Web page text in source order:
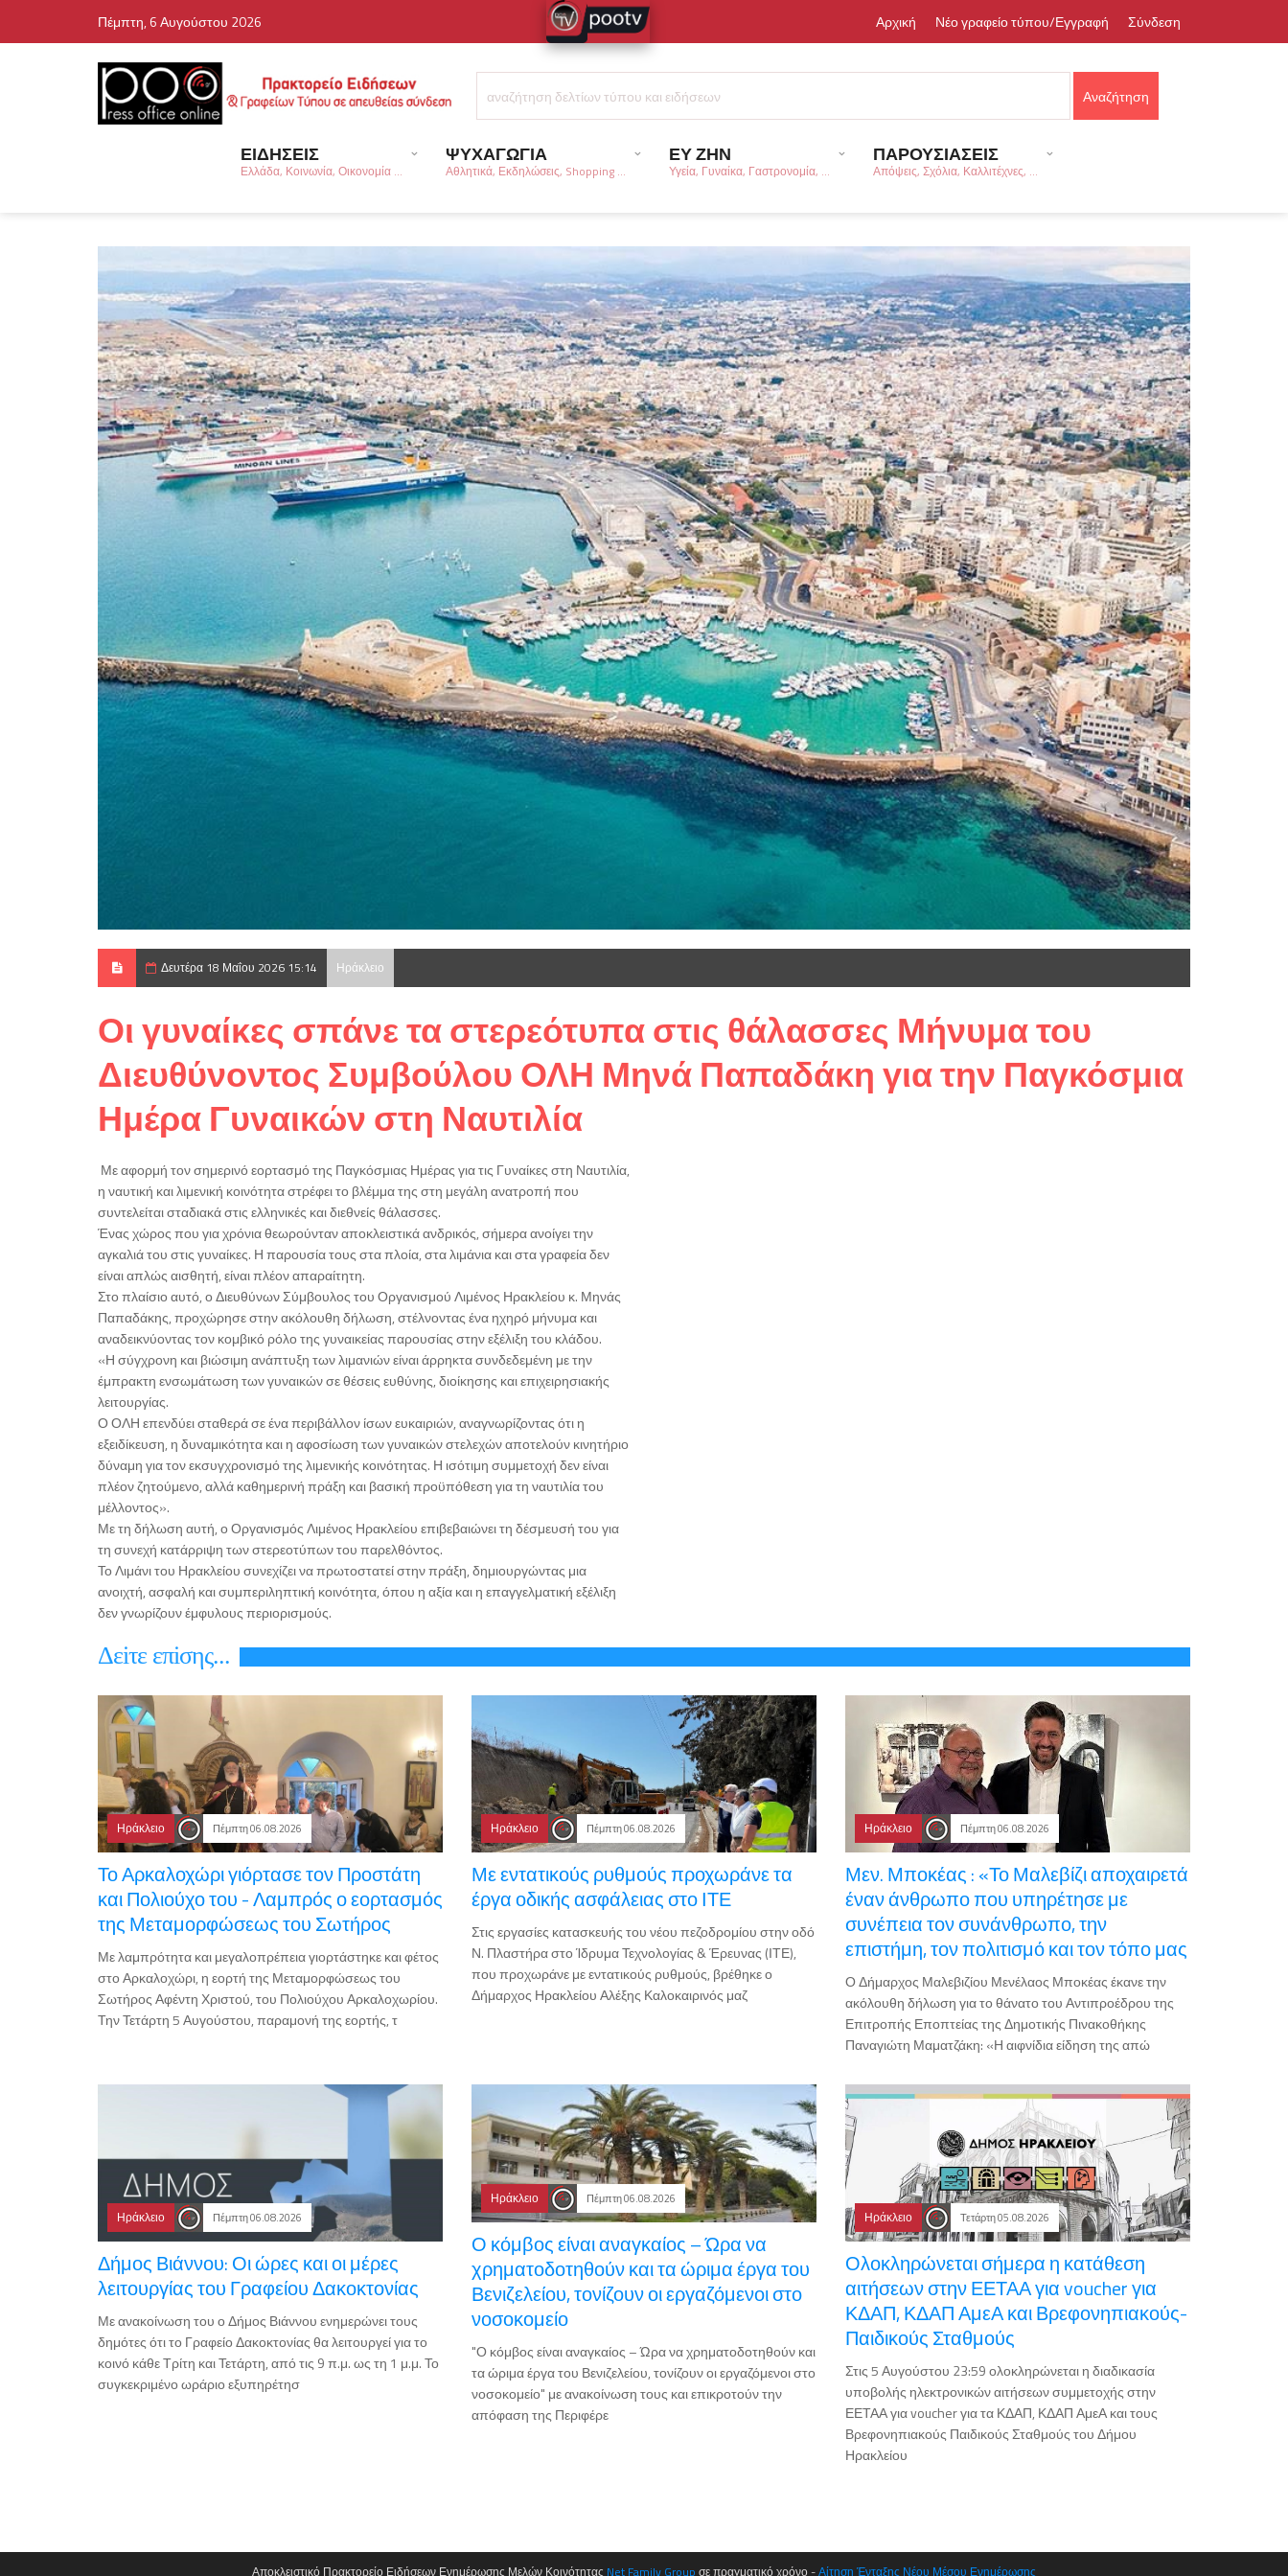
Πέμπτη, 6 Αυγούστου 2026 Αρχική Νέο γραφείο τύπου/Εγγραφή Σύνδεση
ΕΙΔΗΣΕΙΣ
Ελλάδα, Κοινωνία, Οικονομία ...
ΨΥΧΑΓΩΓΙΑ
Αθλητικά, Εκδηλώσεις, Shopping ...
ΕΥ ΖΗΝ
Υγεία, Γυναίκα, Γαστρονομία, ...
ΠΑΡΟΥΣΙΑΣΕΙΣ
Απόψεις, Σχόλια, Καλλιτέχνες, ...
Δευτέρα 18 Μαΐου 2026 15:14 Ηράκλειο
Οι γυναίκες σπάνε τα στερεότυπα στις θάλασσες Μήνυμα του
Διευθύνοντος Συμβούλου ΟΛΗ Μηνά Παπαδάκη για την Παγκόσμια
Ημέρα Γυναικών στη Ναυτιλία
Με αφορμή τον σημερινό εορτασμό της Παγκόσμιας Ημέρας για τις Γυναίκες στη Ναυτιλία,
η ναυτική και λιμενική κοινότητα στρέφει το βλέμμα της στη μεγάλη ανατροπή που
συντελείται σταδιακά στις ελληνικές και διεθνείς θάλασσες.
Ένας χώρος που για χρόνια θεωρούνταν αποκλειστικά ανδρικός, σήμερα ανοίγει την
αγκαλιά του στις γυναίκες. Η παρουσία τους στα πλοία, στα λιμάνια και στα γραφεία δεν
είναι απλώς αισθητή, είναι πλέον απαραίτητη.
Στο πλαίσιο αυτό, ο Διευθύνων Σύμβουλος του Οργανισμού Λιμένος Ηρακλείου κ. Μηνάς
Παπαδάκης, προχώρησε στην ακόλουθη δήλωση, στέλνοντας ένα ηχηρό μήνυμα και
αναδεικνύοντας τον κομβικό ρόλο της γυναικείας παρουσίας στην εξέλιξη του κλάδου.
«Η σύγχρονη και βιώσιμη ανάπτυξη των λιμανιών είναι άρρηκτα συνδεδεμένη με την
έμπρακτη ενσωμάτωση των γυναικών σε θέσεις ευθύνης, διοίκησης και επιχειρησιακής
λειτουργίας.
Ο ΟΛΗ επενδύει σταθερά σε ένα περιβάλλον ίσων ευκαιριών, αναγνωρίζοντας ότι η
εξειδίκευση, η δυναμικότητα και η αφοσίωση των γυναικών στελεχών αποτελούν κινητήριο
δύναμη για τον εκσυγχρονισμό της λιμενικής κοινότητας. Η ισότιμη συμμετοχή δεν είναι
πλέον ζητούμενο, αλλά καθημερινή πράξη και βασική προϋπόθεση για τη ναυτιλία του
μέλλοντος».
Με τη δήλωση αυτή, ο Οργανισμός Λιμένος Ηρακλείου επιβεβαιώνει τη δέσμευσή του για
τη συνεχή κατάρριψη των στερεοτύπων του παρελθόντος.
Το Λιμάνι του Ηρακλείου συνεχίζει να πρωτοστατεί στην πράξη, δημιουργώντας μια
ανοιχτή, ασφαλή και συμπεριληπτική κοινότητα, όπου η αξία και η επαγγελματική εξέλιξη
δεν γνωρίζουν έμφυλους περιορισμούς.
Δεiτε επiσης...
Ηράκλειο Πέμπτη 06.08.2026
Το Αρκαλοχώρι γιόρτασε τον Προστάτη
και Πολιούχο του - Λαμπρός ο εορτασμός
της Μεταμορφώσεως του Σωτήρος
Με λαμπρότητα και μεγαλοπρέπεια γιορτάστηκε και φέτος
στο Αρκαλοχώρι, η εορτή της Μεταμορφώσεως του
Σωτήρος Αφέντη Χριστού, του Πολιούχου Αρκαλοχωρίου.
Την Τετάρτη 5 Αυγούστου, παραμονή της εορτής, τ
Ηράκλειο Πέμπτη 06.08.2026
Με εντατικούς ρυθμούς προχωράνε τα
έργα οδικής ασφάλειας στο ΙΤΕ
Στις εργασίες κατασκευής του νέου πεζοδρομίου στην οδό
Ν. Πλαστήρα στο Ίδρυμα Τεχνολογίας & Έρευνας (ΙΤΕ),
που προχωράνε με εντατικούς ρυθμούς, βρέθηκε ο
Δήμαρχος Ηρακλείου Αλέξης Καλοκαιρινός μαζ
Ηράκλειο Πέμπτη 06.08.2026
Μεν. Μποκέας : «Το Μαλεβίζι αποχαιρετά
έναν άνθρωπο που υπηρέτησε με
συνέπεια τον συνάνθρωπο, την
επιστήμη, τον πολιτισμό και τον τόπο μας
Ο Δήμαρχος Μαλεβιζίου Μενέλαος Μποκέας έκανε την
ακόλουθη δήλωση για το θάνατο του Αντιπροέδρου της
Επιτροπής Εποπτείας της Δημοτικής Πινακοθήκης
Παναγιώτη Μαματζάκη: «Η αιφνίδια είδηση της απώ
Ηράκλειο Πέμπτη 06.08.2026
Δήμος Βιάννου: Οι ώρες και οι μέρες
λειτουργίας του Γραφείου Δακοκτονίας
Με ανακοίνωση του ο Δήμος Βιάννου ενημερώνει τους
δημότες ότι το Γραφείο Δακοκτονίας θα λειτουργεί για το
κοινό κάθε Τρίτη και Τετάρτη, από τις 9 π.μ. ως τη 1 μ.μ. Το
συγκεκριμένο ωράριο εξυπηρέτησ
Ηράκλειο Πέμπτη 06.08.2026
Ο κόμβος είναι αναγκαίος – Ώρα να
χρηματοδοτηθούν και τα ώριμα έργα του
Βενιζελείου, τονίζουν οι εργαζόμενοι στο
νοσοκομείο
"Ο κόμβος είναι αναγκαίος – Ώρα να χρηματοδοτηθούν και
τα ώριμα έργα του Βενιζελείου, τονίζουν οι εργαζόμενοι στο
νοσοκομείο" με ανακοίνωση τους και επικροτούν την
απόφαση της Περιφέρε
Ηράκλειο Τετάρτη 05.08.2026
Ολοκληρώνεται σήμερα η κατάθεση
αιτήσεων στην ΕΕΤΑΑ για voucher για
ΚΔΑΠ, ΚΔΑΠ ΑμεΑ και Βρεφονηπιακούς-
Παιδικούς Σταθμούς
Στις 5 Αυγούστου 23:59 ολοκληρώνεται η διαδικασία
υποβολής ηλεκτρονικών αιτήσεων συμμετοχής στην
ΕΕΤΑΑ για voucher για τα ΚΔΑΠ, ΚΔΑΠ ΑμεΑ και τους
Βρεφονηπιακούς Παιδικούς Σταθμούς του Δήμου
Ηρακλείου
Αποκλειστικό Πρακτορείο Ειδήσεων Ενημέρωσης Μελών Κοινότητας Net Family Group σε πραγματικό χρόνο -Αίτηση Ένταξης Νέου Μέσου Ενημέρωσης